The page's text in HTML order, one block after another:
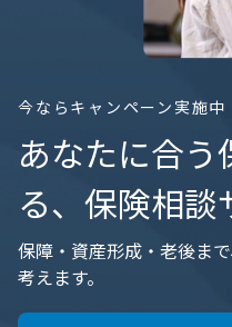
今ならキャンペーン実施中
あなたに合
る、保険相談
保障・資産形成・老後ま
考えます。